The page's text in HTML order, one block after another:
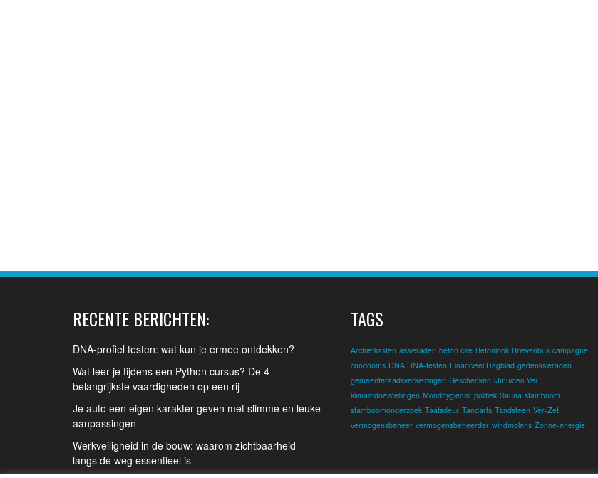
RECENTE BERICHTEN:
DNA-profiel testen: wat kun je ermee ontdekken?
Wat leer je tijdens een Python cursus? De 4
belangrijkste vaardigheden op een rij
Je auto een eigen karakter geven met slimme en leuke
aanpassingen
Werkveiligheid in de bouw: waarom zichtbaarheid
langs de weg essentieel is
TAGS
Archiefkasten assieraden beton cire Betonlook Brievenbus campagne
condooms DNA.DNA-testen Financieel Dagblad gedenksieraden
gemeenteraadsverkiezingen Geschenken IJmuiden Ver
klimaatdoelstellingen Mondhygienist politiek Sauna stamboom
stamboomonderzoek Taatsdeur Tandarts Tandsteen Ver-Zet
vermogensbeheer vermogensbeheerder windmolens Zonne-energie